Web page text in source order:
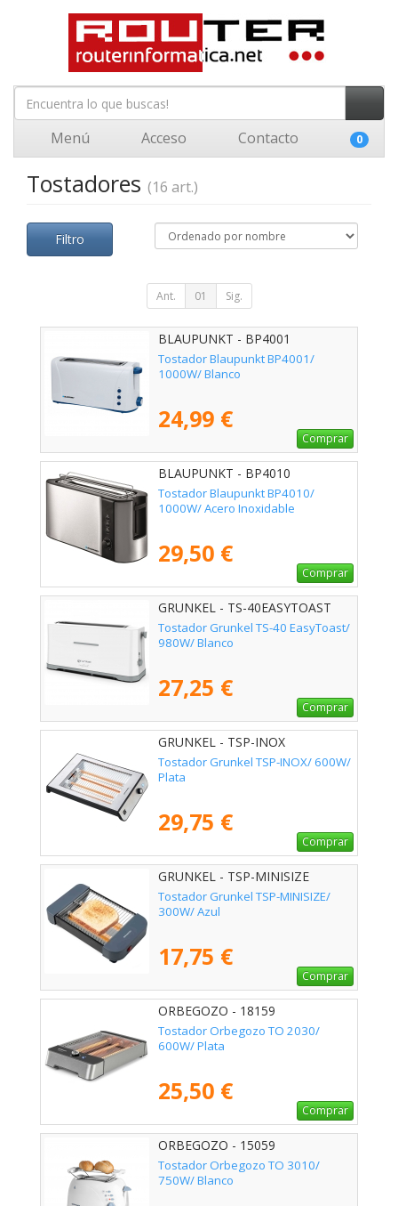
Menú Acceso Contacto 0
Tostadores (16 art.)
Filtro
Ant. 01 Sig.
BLAUPUNKT - BP4001
Tostador Blaupunkt BP4001/
1000W/ Blanco
24,99 €
Comprar
BLAUPUNKT - BP4010
Tostador Blaupunkt BP4010/
1000W/ Acero Inoxidable
29,50 €
Comprar
GRUNKEL - TS-40EASYTOAST
Tostador Grunkel TS-40 EasyToast/
980W/ Blanco
27,25 €
Comprar
GRUNKEL - TSP-INOX
Tostador Grunkel TSP-INOX/ 600W/
Plata
29,75 €
Comprar
GRUNKEL - TSP-MINISIZE
Tostador Grunkel TSP-MINISIZE/
300W/ Azul
17,75 €
Comprar
ORBEGOZO - 18159
Tostador Orbegozo TO 2030/
600W/ Plata
25,50 €
Comprar
ORBEGOZO - 15059
Tostador Orbegozo TO 3010/
750W/ Blanco